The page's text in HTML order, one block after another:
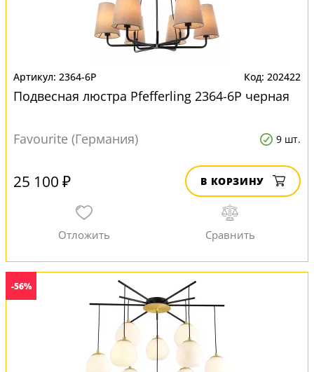
2364-6P 202422
Подвесная люстра Pfefferling 2364-6P черная
Favourite (Германия) 9 шт.
25 100 ₽ В КОРЗИНУ
-56%